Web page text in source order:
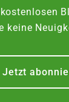
keine
Jetzt